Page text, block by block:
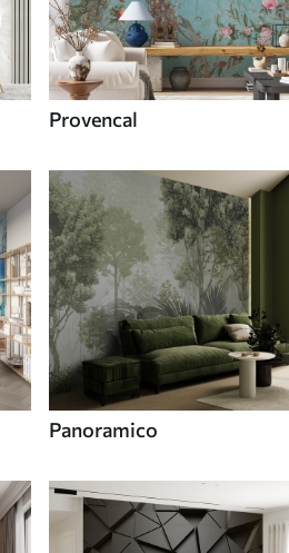
Provencal
Panoramico